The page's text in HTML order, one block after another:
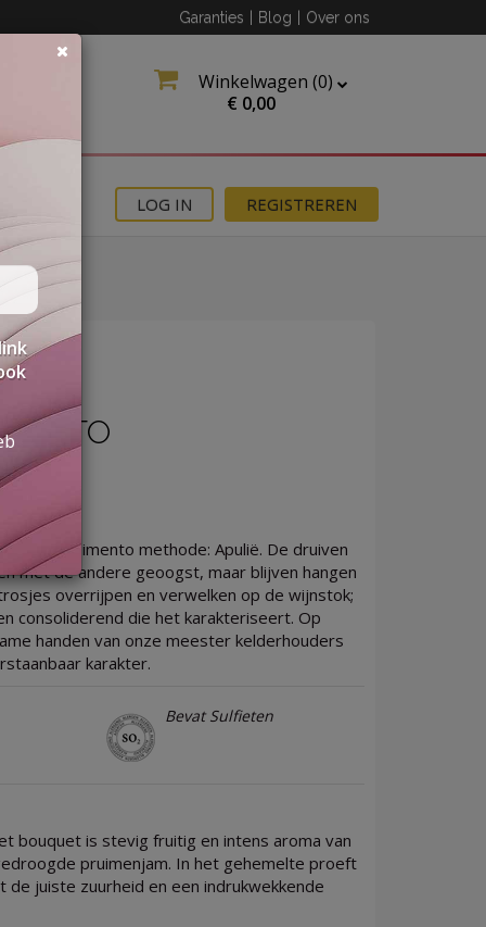
Garanties Blog Over ons
Winkelwagen (0)
€ 0,00
REGISTREREN
LOG IN
Appassimento methode: Apulië. De druiven
met de andere geoogst, maar blijven hangen
overrijpen en verwelken op de wijnstok;
consoliderend die het karakteriseert. Op
handen van onze meester kelderhouders
karakter.
Bevat Sulfieten
bouquet is stevig fruitig en intens aroma van
pruimenjam. In het gehemelte proeft
juiste zuurheid en een indrukwekkende